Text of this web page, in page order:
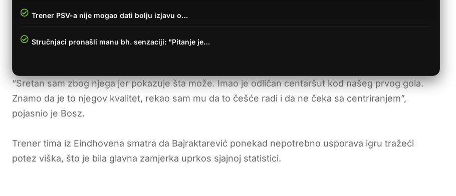
Trener PSV-a nije mogao dati bolju izjavu o…
Stručnjaci pronašli manu bh. senzaciji: "Pitanje je…
“Sretan sam zbog njega jer pokazuje šta može. Imao je odličan centaršut kod našeg prvog gola.
Znamo da je to njegov kvalitet, rekao sam mu da to češće radi i da ne čeka sa centriranjem”,
pojasnio je Bosz.
Trener tima iz Eindhovena smatra da Bajraktarević ponekad nepotrebno usporava igru tražeći
potez viška, što je bila glavna zamjerka uprkos sjajnoj statistici.